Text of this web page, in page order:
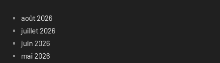
août 2026
juillet 2026
juin 2026
mai 2026